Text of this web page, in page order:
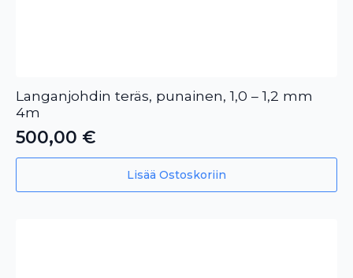
Langanjohdin teräs, punainen, 1,0 – 1,2 mm
4m
500,00 €
Lisää Ostoskoriin